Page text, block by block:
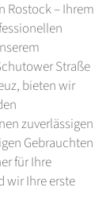
Rostock – Ihrem
Straße
bieten wir
zuverlässigen
Gebrauchten
für Ihre
wir Ihre erste